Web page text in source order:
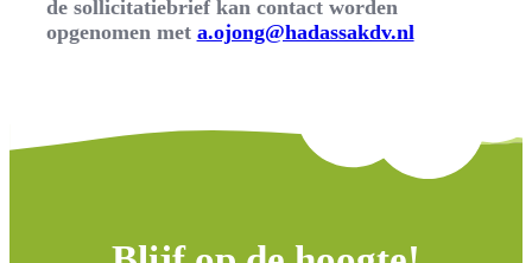
de sollicitatiebrief kan contact worden
opgenomen met a.ojong@hadassakdv.nl